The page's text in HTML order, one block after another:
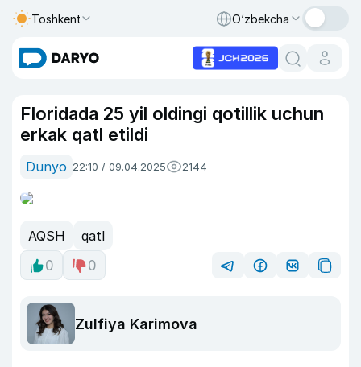
Toshkent O‘zbekcha
Floridada 25 yil oldingi qotillik uchun
erkak qatl etildi
Dunyo 22:10 / 09.04.2025 2144
AQSH
qatl
0
0
Zulfiya Karimova